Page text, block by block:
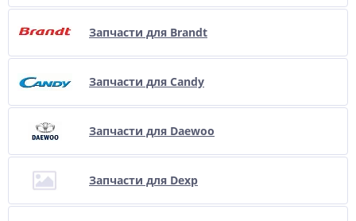
Запчасти для Brandt
Запчасти для Candy
Запчасти для Daewoo
Запчасти для Dexp